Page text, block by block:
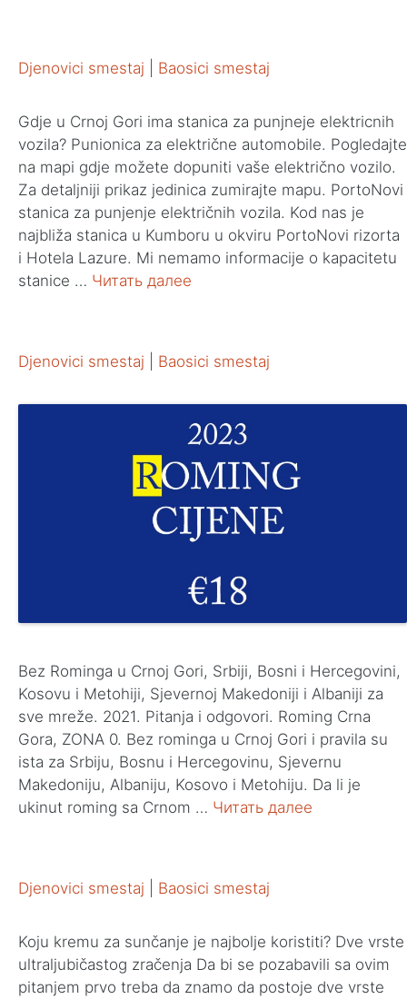
Djenovici smestaj Baosici smestaj
Gdje u Crnoj Gori ima stanica za punjneje elektricnih
vozila? Punionica za električne automobile. Pogledajte
na mapi gdje možete dopuniti vaše električno vozilo.
Za detaljniji prikaz jedinica zumirajte mapu. PortoNovi
stanica za punjenje električnih vozila. Kod nas je
najbliža stanica u Kumboru u okviru PortoNovi rizorta
i Hotela Lazure. Mi nemamo informacije o kapacitetu
stanice … Читать далее
Djenovici smestaj Baosici smestaj
Bez Rominga u Crnoj Gori, Srbiji, Bosni i Hercegovini,
Kosovu i Metohiji, Sjevernoj Makedoniji i Albaniji za
sve mreže. 2021. Pitanja i odgovori. Roming Crna
Gora, ZONA 0. Bez rominga u Crnoj Gori i pravila su
ista za Srbiju, Bosnu i Hercegovinu, Sjevernu
Makedoniju, Albaniju, Kosovo i Metohiju. Da li je
ukinut roming sa Crnom … Читать далее
Djenovici smestaj Baosici smestaj
Koju kremu za sunčanje je najbolje koristiti? Dve vrste
ultraljubičastog zračenja Da bi se pozabavili sa ovim
pitanjem prvo treba da znamo da postoje dve vrste